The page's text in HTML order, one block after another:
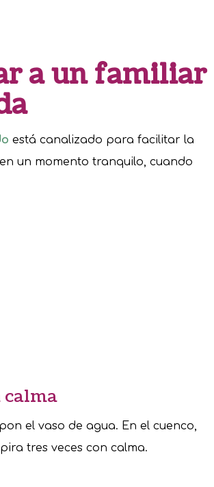
a un familiar
está canalizado para facilitar la
un momento tranquilo, cuando
calma
el vaso de agua. En el cuenco,
tres veces con calma.